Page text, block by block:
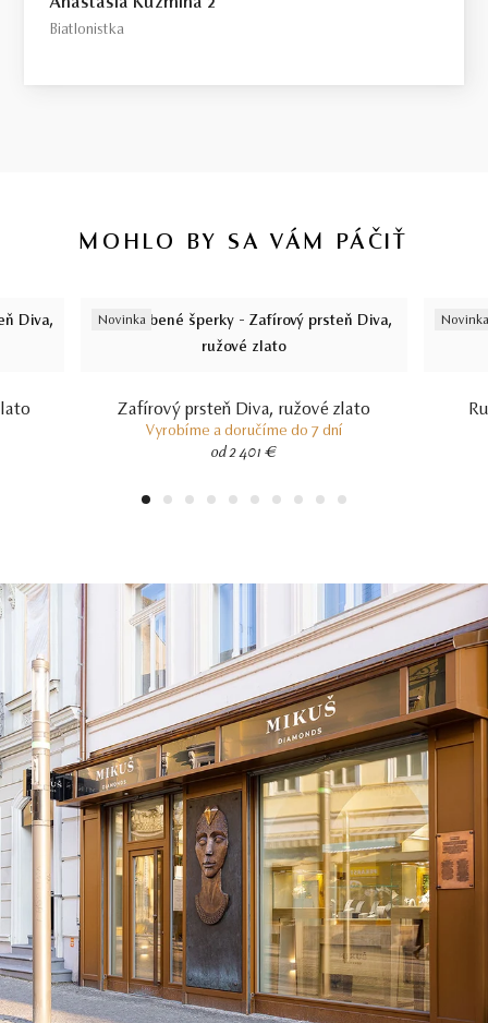
Biatlonistka
MOHLO BY SA VÁM PÁČIŤ
Novinka
Zafírový prsteň Diva, ružové zlato
Vyrobíme a doručíme do 7 dní
od 2 401 €
Novinka
1 2 3 4 5 6 7 8 9 10